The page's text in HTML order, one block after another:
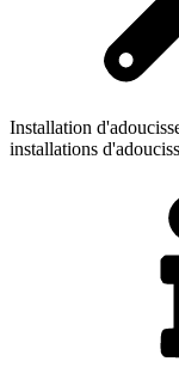
Installation
installations